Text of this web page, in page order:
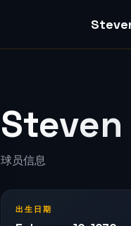
球员信息
出生日期